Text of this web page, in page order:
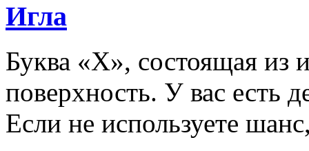
Игла
Буква «X», состоящая из
поверхность. У вас есть
Если не используете